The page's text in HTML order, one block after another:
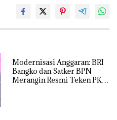
Modernisasi Anggaran: BRI
Bangko dan Satker BPN
Merangin Resmi Teken PKS